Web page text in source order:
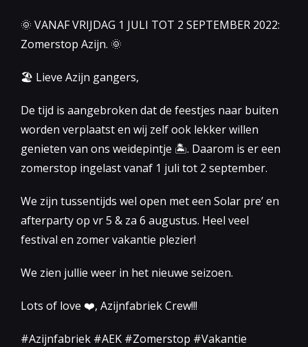
🌞 VANAF VRIJDAG 1 JULI TOT 2 SEPTEMBER 2022:
Zomerstop Azijn. 🌞
🏖 Lieve Azijn gangers,
De tijd is aangebroken dat de feestjes naar buiten
worden verplaatst en wij zelf ook lekker willen
genieten van ons weidepintje 🏝. Daarom is er een
zomerstop ingelast vanaf 1 juli tot 2 september.
We zijn tussentijds wel open met een Solar pre’ en
afterparty op vr 5 & za 6 augustus. Heel veel
festival en zomer vakantie plezier!
We zien jullie weer in het nieuwe seizoen.
Lots of love ❤️, Azijnfabriek Crew!!!
#Azijnfabriek #AEK #Zomerstop #Vakantie